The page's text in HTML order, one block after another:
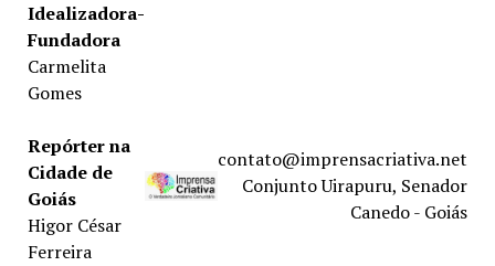
Idealizadora-
Fundadora
Carmelita
Gomes
Repórter na
Cidade de
Goiás
Higor César
Ferreira
contato@imprensacriativa.net
Conjunto Uirapuru, Senador
Canedo - Goiás